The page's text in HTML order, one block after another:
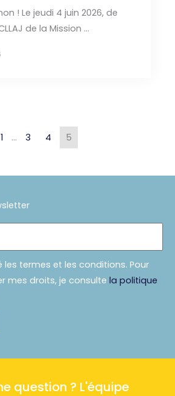
! Le jeudi 4 juin 2026, de
de la Mission ...
1 … 3 4 5
termes et les conditions. Pour
mes droits, je consulte la politique
question ? L'équipe